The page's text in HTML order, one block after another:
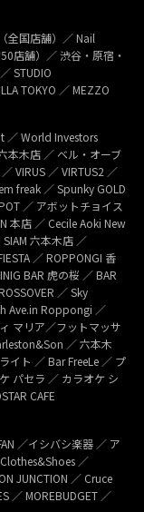
全国店舗）／ Nail
店舗）／ 渋谷・原宿・
STUDIO
TOKYO ／ MEZZO
／ World Investors
本木店 ／ ベル・オーブ
VIRUS ／ VIRTUS2 ／
freak ／ Spunky GOLD
／ アボットチョイス
本店 ／ Cecile Aoki New
SIAM 六本木店 ／
／ ROPPONGI 香
BAR 虎の桜 ／ BAR
／ Sky
Ave.in Roppongi ／
マリア／フットマッサ
／ 六本木
イト ／ Bar FreeLe ／ プ
パセラ ／ カラオケ シ
CAFE
／イシバシ楽器 ／ ア
／
JUNCTION ／ Cruce
／ MOREBUDGET ／